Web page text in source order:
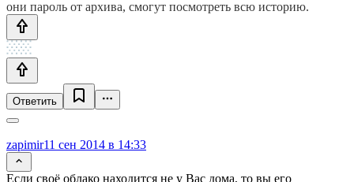
они пароль от архива, смогут посмотреть всю историю.
Ответить
zapimir11 сен 2014 в 14:33
Если своё облако находится не у Вас дома, то вы его